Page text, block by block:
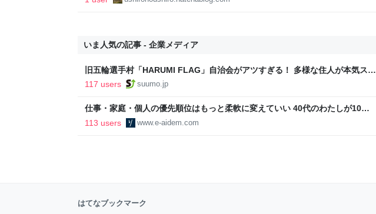
いま人気の記事 - 企業メディア
旧五輪選手村「HARUMI FLAG」自治会がアツすぎる！ 多様な住人が本気スキ
ルで挑む、盆踊り2万人集客や交通改善など“街の価値向上”戦略 東京・中央
117 users suumo.jp
仕事・家庭・個人の優先順位はもっと柔軟に変えていい 40代のわたしが10年
後の自分に伝えたいこと - りっすん by イーアイデム
113 users www.e-aidem.com
はてなブックマーク